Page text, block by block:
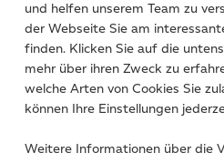
verarbeitet werden.
10 2 = ?*
und helfen unserem Team zu
der Webseite Sie am
finden. Klicken Sie auf die
mehr über ihren Zweck zu
welche Arten von Cookies Sie
können Ihre Einstellungen
Weitere Informationen über die